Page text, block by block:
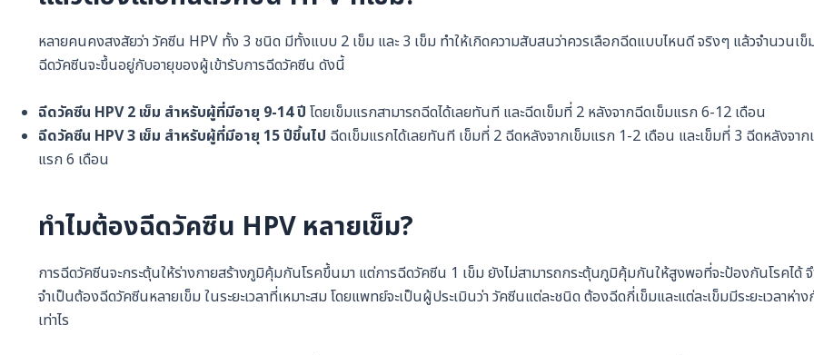
หลายคนคงสงสัยว่า วัคซีน HPV ทั้ง 3 ชนิด มีทั้งแบบ 2 เข็ม และ 3 เข็ม ทำให้เกิดความสับสนว่าควรเลือกฉีดแบบไหนดี จริงๆ แล้วจำนวนเ
ฉีดวัคซีนจะขึ้นอยู่กับอายุของผู้เข้ารับการฉีดวัคซีน ดังนี้
ฉีดวัคซีน HPV 2 เข็ม สำหรับผู้ที่มีอายุ 9-14 ปี โดยเข็มแรกสามารถฉีดได้เลยทันที และฉีดเข็มที่ 2 หลังจากฉีดเข็มแรก 6-12 เดือน
ฉีดวัคซีน HPV 3 เข็ม สำหรับผู้ที่มีอายุ 15 ปีขึ้นไป ฉีดเข็มแรกได้เลยทันที เข็มที่ 2 ฉีดหลังจากเข็มแรก 1-2 เดือน และเข็มที่ 3 ฉีดหลังจาก
แรก 6 เดือน
ทำไมต้องฉีดวัคซีน HPV หลายเข็ม?
การฉีดวัคซีนจะกระตุ้นให้ร่างกายสร้างภูมิคุ้มกันโรคขึ้นมา แต่การฉีดวัคซีน 1 เข็ม ยังไม่สามารถกระตุ้นภูมิคุ้มกันให้สูงพอที่จะป้องกันโรคได้
จำเป็นต้องฉีดวัคซีนหลายเข็ม ในระยะเวลาที่เหมาะสม โดยแพทย์จะเป็นผู้ประเมินว่า วัคซีนแต่ละชนิด ต้องฉีดกี่เข็มและแต่ละเข็มมีระยะเวลาห่า
เท่าไร